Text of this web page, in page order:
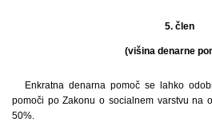
5. člen
(višina denarne
Enkratna denarna pomoč se lahko
pomoči po Zakonu o socialnem varstvu na
50%.